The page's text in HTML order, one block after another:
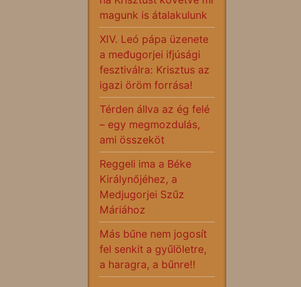
magunk is átalakulunk
XIV. Leó pápa üzenete
a međugorjei ifjúsági
fesztiválra: Krisztus az
igazi öröm forrása!
Térden állva az ég felé
– egy megmozdulás,
ami összeköt
Reggeli ima a Béke
Királynőjéhez, a
Medjugorjei Szűz
Máriához
Más bűne nem jogosít
fel senkit a gyűlöletre,
a haragra, a bűnre!!